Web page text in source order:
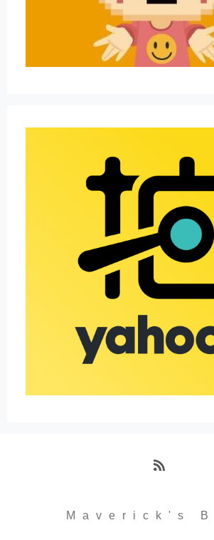
Maverick's